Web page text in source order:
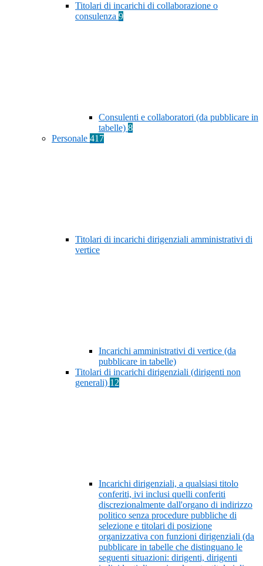
Titolari di incarichi di collaborazione o
consulenza 9
Consulenti e collaboratori (da pubblicare in
tabelle) 8
Personale 417
Titolari di incarichi dirigenziali amministrativi di
vertice
Incarichi amministrativi di vertice (da
pubblicare in tabelle)
Titolari di incarichi dirigenziali (dirigenti non
generali) 12
Incarichi dirigenziali, a qualsiasi titolo
conferiti, ivi inclusi quelli conferiti
discrezionalmente dall'organo di indirizzo
politico senza procedure pubbliche di
selezione e titolari di posizione
organizzativa con funzioni dirigenziali (da
pubblicare in tabelle che distinguano le
seguenti situazioni: dirigenti, dirigenti